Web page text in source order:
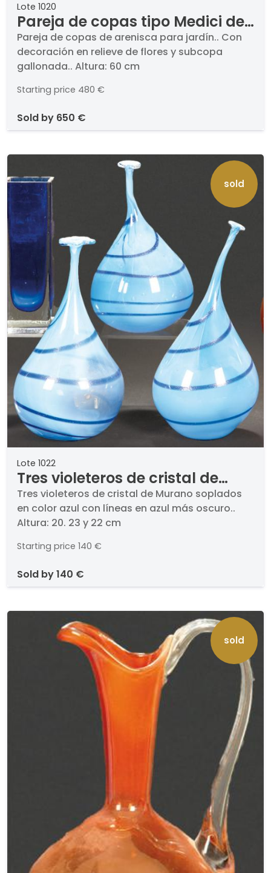
Lote 1020
Pareja de copas tipo Medici de
arenisca para jardín con flores
en relieve
Pareja de copas de arenisca para jardín.. Con
decoración en relieve de flores y subcopa
gallonada.. Altura: 60 cm
Starting price 480 €
sold by 650 €
sold
Lote 1022
Tres violeteros de cristal de
Murano azules con rayas más
oscuras
Tres violeteros de cristal de Murano soplados
en color azul con líneas en azul más oscuro..
Altura: 20. 23 y 22 cm
Starting price 140 €
sold by140 €
sold